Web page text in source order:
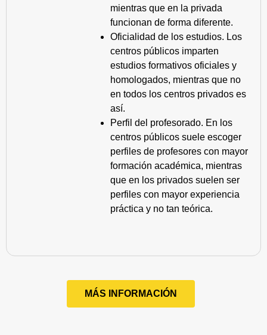
mientras que en la privada
funcionan de forma diferente.
Oficialidad de los estudios. Los
centros públicos imparten
estudios formativos oficiales y
homologados, mientras que no
en todos los centros privados es
así.
Perfil del profesorado. En los
centros públicos suele escoger
perfiles de profesores con mayor
formación académica, mientras
que en los privados suelen ser
perfiles con mayor experiencia
práctica y no tan teórica.
MÁS INFORMACIÓN